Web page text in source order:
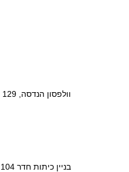
וולפסון הנדסה, 129
בניין כיתות חדר 104